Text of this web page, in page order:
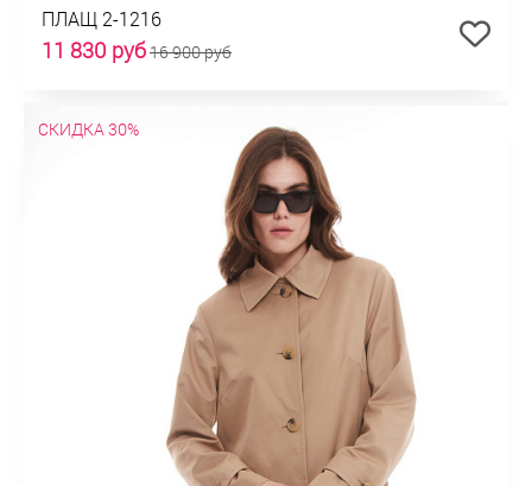
ПЛАЩ 2-1216
11 830 руб16 900 руб
СКИДКА 30%